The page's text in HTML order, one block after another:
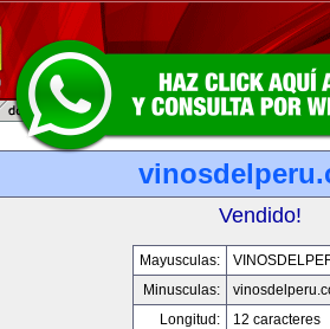
Vendido!
Mayusculas:
Minusculas:
Longitud:
12 caracteres